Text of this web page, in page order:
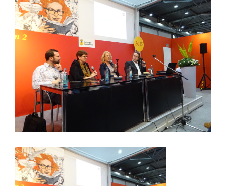
grösseres
Bild